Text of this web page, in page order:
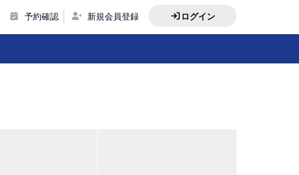
予約確認 新規会員登録 ログイン